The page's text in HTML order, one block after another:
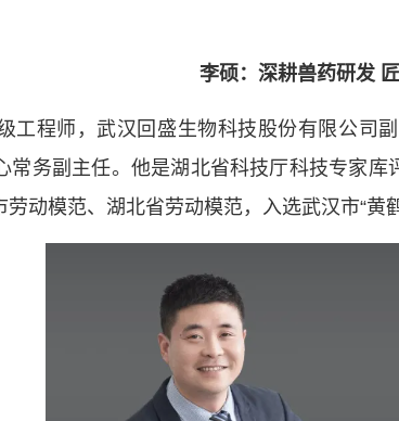
李硕：深耕兽药研发
工程师，武汉回盛生物科技股份有限公司
常务副主任。他是湖北省科技厅科技专家
动模范、湖北省劳动模范，入选武汉市“黄